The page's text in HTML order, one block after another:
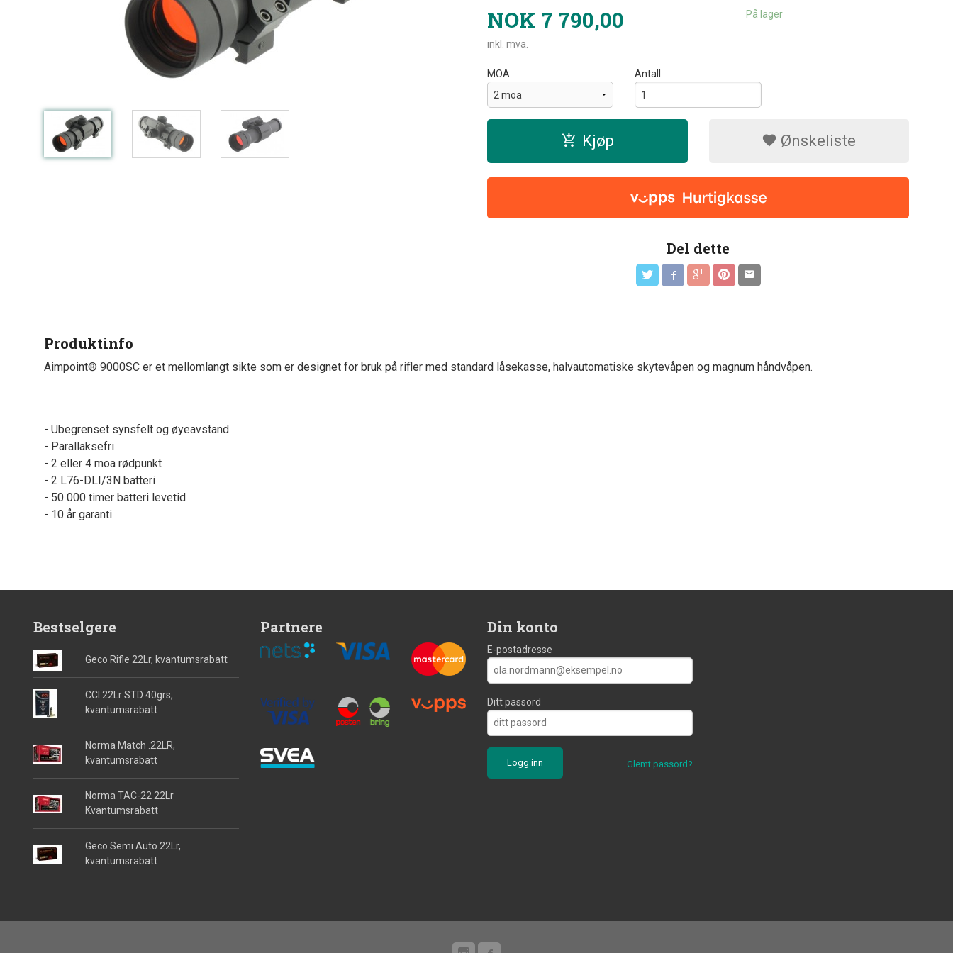
NOK 7 790,00
inkl. mva.
På lager
MOA Antall
Kjøp Ønskeliste
Del dette
Produktinfo
Aimpoint® 9000SC er et mellomlangt sikte som er designet for bruk på rifler med standard låsekasse, halvautomatiske skytevåpen og magnum håndvåpen.
- Ubegrenset synsfelt og øyeavstand
- Parallaksefri
- 2 eller 4 moa rødpunkt
- 2 L76-DLI/3N batteri
- 50 000 timer batteri levetid
- 10 år garanti
Bestselgere
Geco Rifle 22Lr, kvantumsrabatt
CCI 22Lr STD 40grs,
kvantumsrabatt
Norma Match .22LR,
kvantumsrabatt
Norma TAC-22 22Lr
Kvantumsrabatt
Geco Semi Auto 22Lr,
kvantumsrabatt
Partnere Din konto
E-postadresse
Ditt passord
Glemt passord?